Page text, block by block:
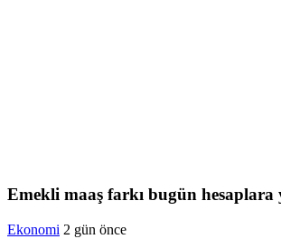
Emekli maaş farkı bugün hesaplara
Ekonomi 2 gün önce